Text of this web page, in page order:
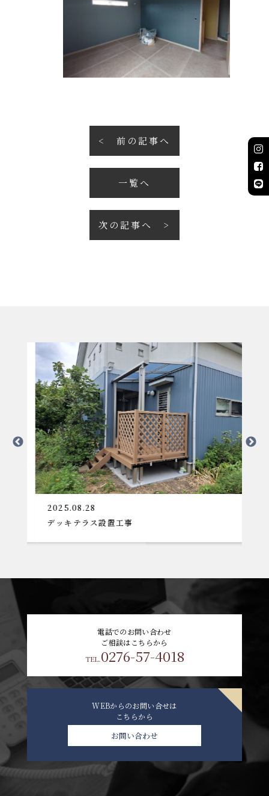
前の記事へ
一覧へ
次の記事へ
2025.08.28
デッキテラス設置工事
電話でのお問い合わせ
ご相談はこちらから
TEL.0276-57-4018
WEBからのお問い合せは
こちらから
お問い合わせ